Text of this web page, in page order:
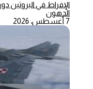
الإفراط في البروتين
الدهون
7 أغسطس، 2026